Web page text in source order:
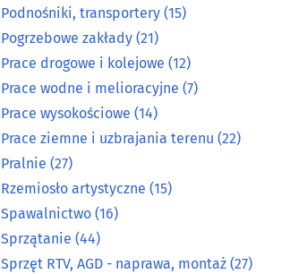
Podnośniki, transportery (15)
Pogrzebowe zakłady (21)
Prace drogowe i kolejowe (12)
Prace wodne i melioracyjne (7)
Prace wysokościowe (14)
Prace ziemne i uzbrajania terenu (22)
Pralnie (27)
Rzemiosło artystyczne (15)
Spawalnictwo (16)
Sprzątanie (44)
Sprzęt RTV, AGD - naprawa, montaż (27)